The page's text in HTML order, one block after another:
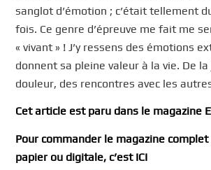
sanglot d’émotion ; c’était tellement
fois. Ce genre d’épreuve me fait me
« vivant » ! J’y ressens des émotions
donnent sa pleine valeur à la vie. De
douleur, des rencontres avec les
Cet article est paru dans le magazine
Pour commander le magazine
papier ou digitale, c’est ICI